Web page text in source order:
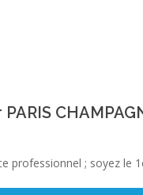
professionnel ; soyez le